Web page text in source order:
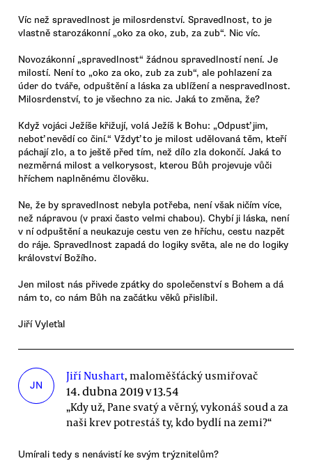
Víc než spravedlnost je milosrdenství. Spravedlnost, to je
vlastně starozákonní „oko za oko, zub, za zub“. Nic víc.
Novozákonní „spravedlnost“ žádnou spravedlností není. Je
milostí. Není to „oko za oko, zub za zub“, ale pohlazení za
úder do tváře, odpuštění a láska za ublížení a nespravedlnost.
Milosrdenství, to je všechno za nic. Jaká to změna, že?
Když vojáci Ježíše křižují, volá Ježíš k Bohu: „Odpusť jim,
neboť nevědí co činí.“ Vždyť to je milost udělovaná těm, kteří
páchají zlo, a to ještě před tím, než dílo zla dokončí. Jaká to
nezměrná milost a velkorysost, kterou Bůh projevuje vůči
hříchem naplněnému člověku.
Ne, že by spravedlnost nebyla potřeba, není však ničím více,
než nápravou (v praxi často velmi chabou). Chybí ji láska, není
v ní odpuštění a neukazuje cestu ven ze hříchu, cestu nazpět
do ráje. Spravedlnost zapadá do logiky světa, ale ne do logiky
království Božího.
Jen milost nás přivede zpátky do společenství s Bohem a dá
nám to, co nám Bůh na začátku věků přislíbil.
Jiří Vyleťal
JN
Jiří Nushart, maloměšťácký usmiřovač
14. dubna 2019 v 13.54
„Kdy už, Pane svatý a věrný, vykonáš soud a za
naši krev potrestáš ty, kdo bydlí na zemi?“
Umírali tedy s nenávistí ke svým trýznitelům?